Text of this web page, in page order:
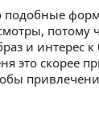
подобные
потому
и интерес к
это скорее